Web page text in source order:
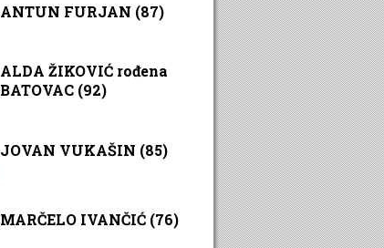
ANTUN FURJAN (87)
ALDA ŽIKOVIĆ rođena
BATOVAC (92)
JOVAN VUKAŠIN (85)
MARČELO IVANČIĆ (76)